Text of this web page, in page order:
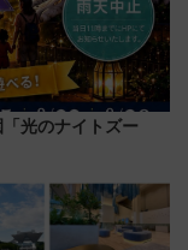
光のナイトズー